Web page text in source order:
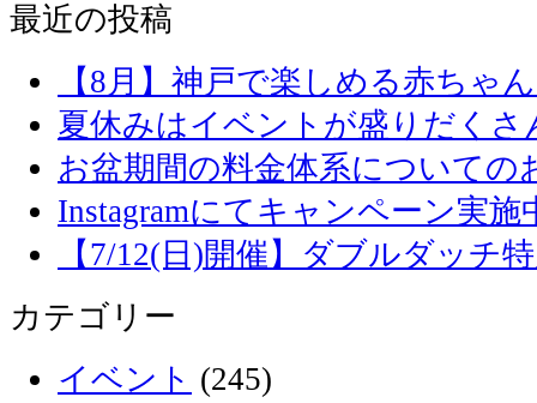
最近の投稿
【8月】神戸で楽しめる赤ちゃ
夏休みはイベントが盛りだくさ
お盆期間の料金体系についての
Instagramにてキャンペーン実施
【7/12(日)開催】ダブルダッチ
カテゴリー
イベント (245)